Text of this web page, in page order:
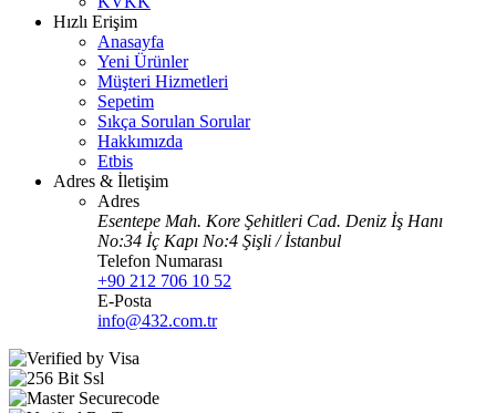
Hızlı Erişim
Anasayfa
Yeni Ürünler
Müşteri Hizmetleri
Sepetim
Sıkça Sorulan Sorular
Hakkımızda
Etbis
Adres & İletişim
Adres
Esentepe Mah. Kore Şehitleri Cad. Deniz İş Hanı
No:34 İç Kapı No:4 Şişli / İstanbul
Telefon Numarası
+90 212 706 10 52
E-Posta
info@432.com.tr